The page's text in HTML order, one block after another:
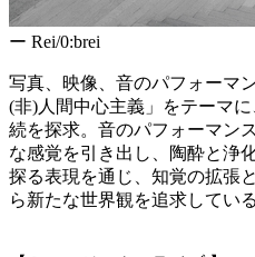
ー Rei/0:brei
写真、映像、音のパフォーマ
(非)人間中心主義」をテーマ
続を探求。音のパフォーマン
な感覚を引き出し、陶酔と浄
探る表現を通じ、知覚の拡張
ら新たな世界観を追求している